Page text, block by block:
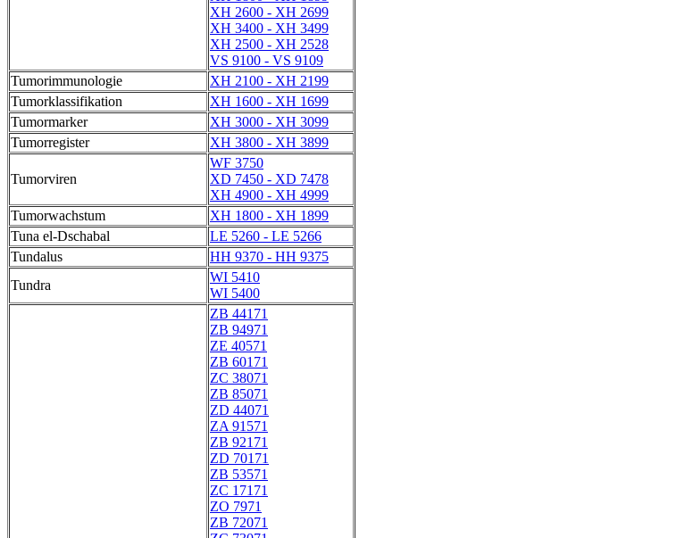
XH 2600 - XH 2699
XH 3400 - XH 3499
XH 2500 - XH 2528
VS 9100 - VS 9109
Tumorimmunologie
XH 2100 - XH 2199
Tumorklassifikation
XH 1600 - XH 1699
Tumormarker
XH 3000 - XH 3099
Tumorregister
XH 3800 - XH 3899
Tumorviren
WF 3750
XD 7450 - XD 7478
XH 4900 - XH 4999
Tumorwachstum
XH 1800 - XH 1899
Tuna el-Dschabal
LE 5260 - LE 5266
Tundalus
HH 9370 - HH 9375
Tundra
WI 5410
WI 5400
ZB 44171
ZB 94971
ZE 40571
ZB 60171
ZC 38071
ZB 85071
ZD 44071
ZA 91571
ZB 92171
ZD 70171
ZB 53571
ZC 17171
ZO 7971
ZB 72071